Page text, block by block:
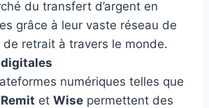
du transfert d’argent en
grâce à leur vaste réseau de
de retrait à travers le monde.
numériques telles que
et Wise permettent des